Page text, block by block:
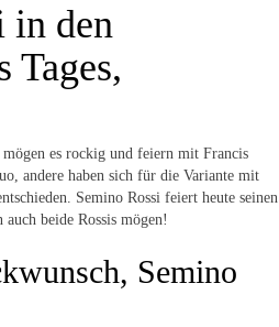
in den
Tages,
es rockig und feiern mit Francis
andere haben sich für die Variante mit
Semino Rossi feiert heute seinen
beide Rossis mögen!
Semino